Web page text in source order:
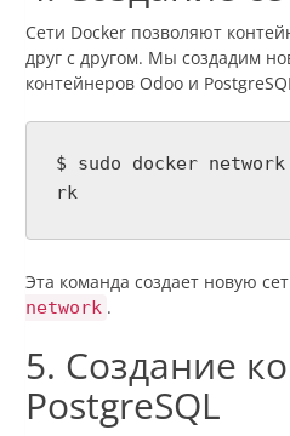
Сети Docker позволяют
друг с другом. Мы создадим
контейнеров Odoo и
$ sudo docker
rk
Эта команда создает новую
network .
5. Создание
PostgreSQL